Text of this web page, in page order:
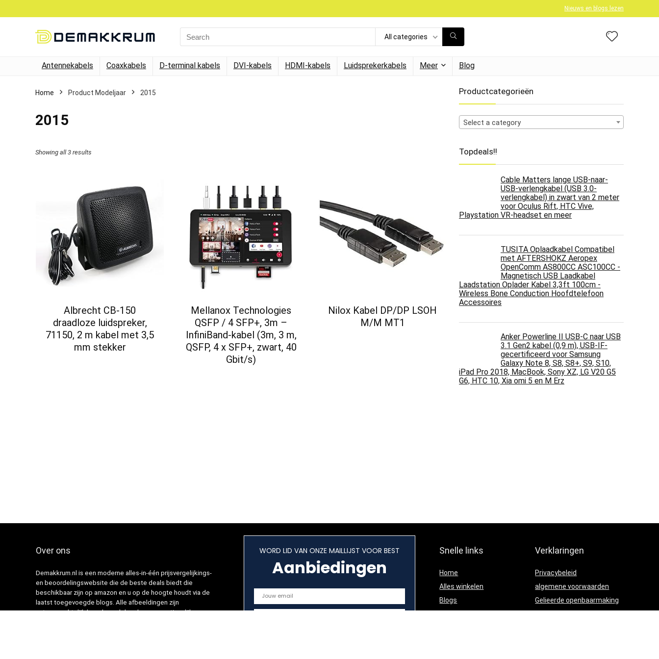
Nieuws en blogs lezen
Search
for:
All categories
Antennekabels Coaxkabels D-terminal kabels DVI-kabels HDMI-kabels Luidsprekerkabels Meer Blog
Home Product Modeljaar ‎2015
‎2015
Showing all 3 results
Albrecht CB-150
draadloze luidspreker,
71150, 2 m kabel met 3,5
mm stekker
Mellanox Technologies
QSFP / 4 SFP+, 3m –
InfiniBand-kabel (3m, 3 m,
QSFP, 4 x SFP+, zwart, 40
Gbit/s)
Nilox Kabel DP/DP LSOH
M/M MT1
Productcategorieën
Select a category
Topdeals!!
Cable Matters lange USB-naar-
USB-verlengkabel (USB 3.0-
verlengkabel) in zwart van 2 meter
voor Oculus Rift, HTC Vive,
Playstation VR-headset en meer
TUSITA Oplaadkabel Compatibel
met AFTERSHOKZ Aeropex
OpenComm AS800CC ASC100CC -
Magnetisch USB Laadkabel
Laadstation Oplader Kabel 3,3ft 100cm -
Wireless Bone Conduction Hoofdtelefoon
Accessoires
Anker Powerline II USB-C naar USB
3.1 Gen2 kabel (0,9 m), USB-IF-
gecertificeerd voor Samsung
Galaxy Note 8, S8, S8+, S9, S10,
iPad Pro 2018, MacBook, Sony XZ, LG V20 G5
G6, HTC 10, Xia omi 5 en M Erz
Over ons
Demakkrum.nl is een moderne alles-in-één prijsvergelijkings-
en beoordelingswebsite die de beste deals biedt die
beschikbaar zijn op amazon en u op de hoogte houdt via de
laatst toegevoegde blogs. Alle afbeeldingen zijn
auteursrechtelijk beschermd door hun respectievelijke
WORD LID VAN ONZE MAILLIJST VOOR BEST
Aanbiedingen
Snelle links
Home
Alles winkelen
Blogs
Verklaringen
Privacybeleid
algemene voorwaarden
Gelieerde openbaarmaking